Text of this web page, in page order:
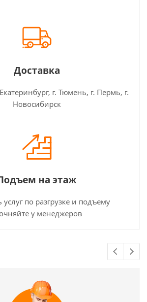
Доставка
г. Тюмень, г. Пермь, г.
Новосибирск
на этаж
услуг по разгрузке и подъему
у менеджеров